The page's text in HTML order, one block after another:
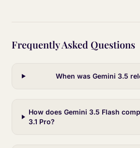
Frequently Asked Questions
When was Gemini 3.5
How does Gemini 3.5 Flash
3.1 Pro?